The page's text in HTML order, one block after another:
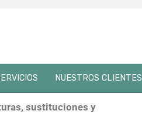
content
NUESTROS CLIENTES
sustituciones y